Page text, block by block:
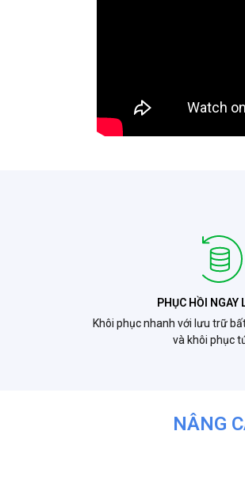
PHỤC HỒI NGAY
Khôi phục nhanh với lưu trữ
và khôi phục
NÂNG